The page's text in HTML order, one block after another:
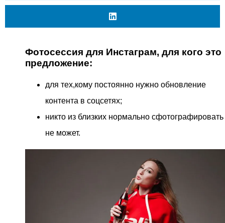
Фотосессия для Инстаграм, для кого это
предложение:
для тех,кому постоянно нужно обновление
контента в соцсетях;
никто из близких нормально сфотографировать
не может.